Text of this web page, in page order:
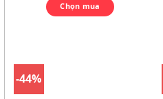
Chọn mua
-44%